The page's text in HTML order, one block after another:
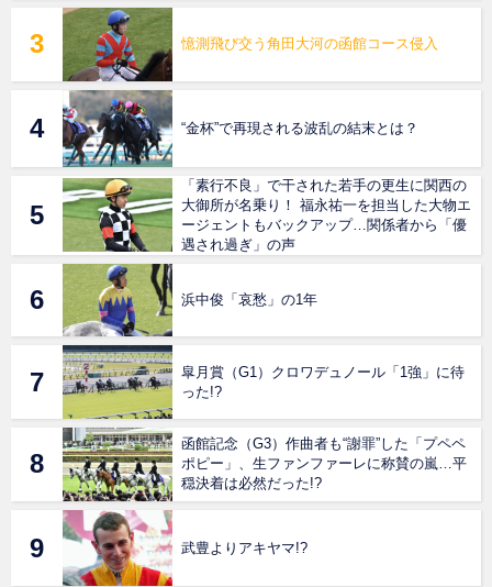
憶測飛び交う角田大河の函館コース侵入
“金杯”で再現される波乱の結末とは？
「素行不良」で干された若手の更生に関西の
大御所が名乗り！ 福永祐一を担当した大物エ
ージェントもバックアップ…関係者から「優
遇され過ぎ」の声
浜中俊「哀愁」の1年
皐月賞（G1）クロワデュノール「1強」に待
った!?
函館記念（G3）作曲者も“謝罪”した「プペペ
ポピー」、生ファンファーレに称賛の嵐…平
穏決着は必然だった!?
武豊よりアキヤマ!?